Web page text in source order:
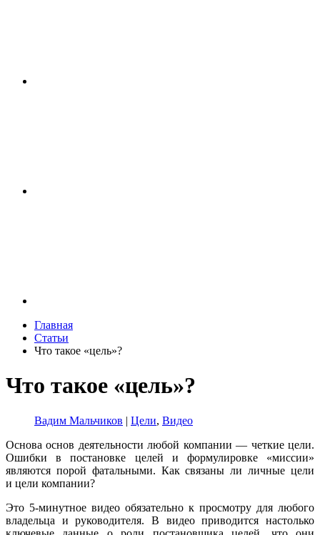
Главная
Статьи
Что такое «цель»?
Что такое «цель»?
Вадим Мальчиков | Цели, Видео
Основа основ деятельности любой компании — четкие цели.
Ошибки в постановке целей и формулировке «миссии»
являются порой фатальными. Как связаны ли личные цели
и цели компании?
Это 5‑минутное видео обязательно к просмотру для любого
владельца и руководителя. В видео приводится настолько